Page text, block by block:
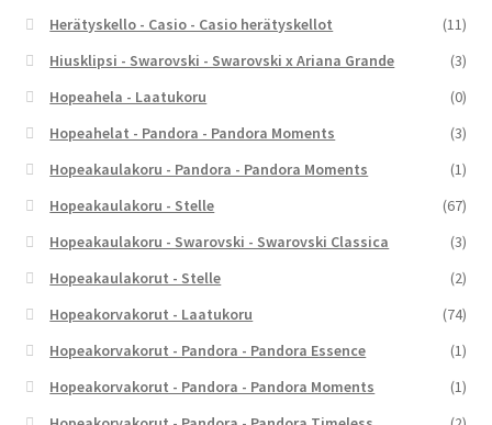
Herätyskello - Casio - Casio herätyskellot
(11)
Hiusklipsi - Swarovski - Swarovski x Ariana Grande
(3)
Hopeahela - Laatukoru
(0)
Hopeahelat - Pandora - Pandora Moments
(3)
Hopeakaulakoru - Pandora - Pandora Moments
(1)
Hopeakaulakoru - Stelle
(67)
Hopeakaulakoru - Swarovski - Swarovski Classica
(3)
Hopeakaulakorut - Stelle
(2)
Hopeakorvakorut - Laatukoru
(74)
Hopeakorvakorut - Pandora - Pandora Essence
(1)
Hopeakorvakorut - Pandora - Pandora Moments
(1)